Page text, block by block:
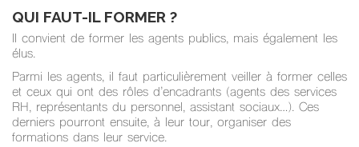
QUI FAUT-IL FORMER ?
Il convient de former les agents publics, mais également les
élus.
Parmi les agents, il faut particulièrement veiller à former celles
et ceux qui ont des rôles d’encadrants (agents des services
RH, représentants du personnel, assistant sociaux…). Ces
derniers pourront ensuite, à leur tour, organiser des
formations dans leur service.